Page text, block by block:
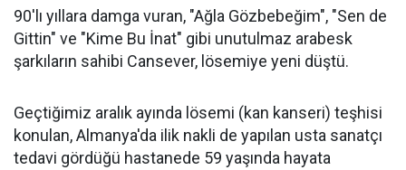
90'lı yıllara damga vuran, "Ağla Gözbebeğim", "Sen de
Gittin" ve "Kime Bu İnat" gibi unutulmaz arabesk
şarkıların sahibi Cansever, lösemiye yeni düştü.
Geçtiğimiz aralık ayında lösemi (kan kanseri) teşhisi
konulan, Almanya'da ilik nakli de yapılan usta sanatçı
tedavi gördüğü hastanede 59 yaşında hayata